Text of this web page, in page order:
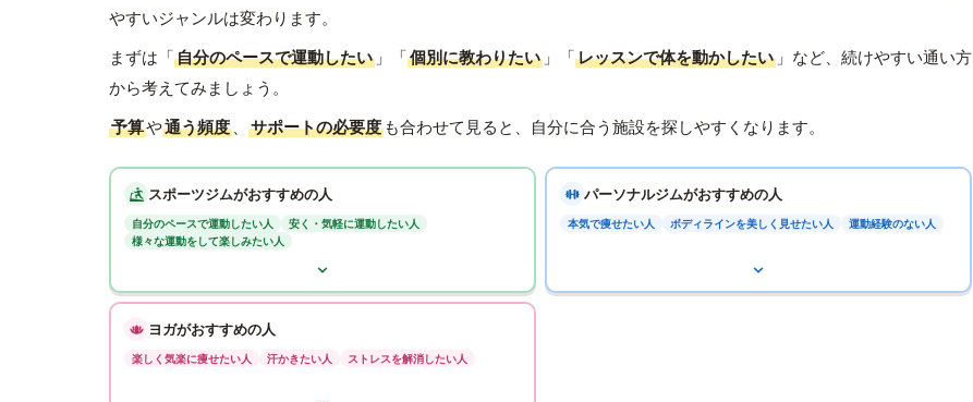
やすいジャンルは変わります。
まずは「自分のペースで運動したい 」「個別に教わりたい 」「レッスンで体を動かしたい 」など、続けやすい通い方
から考えてみましょう。
予算や通う頻度 、 サポートの必要度 も合わせて見ると、自分に合う施設を探しやすくなります。
スポーツジムがおすすめの人
自分のペースで運動したい人
安く・気軽に運動したい人
様々な運動をして楽しみたい人
パーソナルジムがおすすめの人
本気で痩せたい人 ボディラインを美しく見せたい人 運動経験のない人
ヨガがおすすめの人
楽しく気楽に痩せたい人 汗かきたい人 ストレスを解消したい人